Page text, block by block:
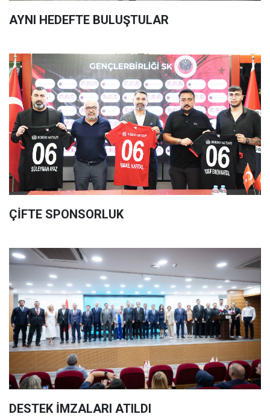
AYNI HEDEFTE BULUŞTULAR
ÇİFTE SPONSORLUK
DESTEK İMZALARI ATILDI